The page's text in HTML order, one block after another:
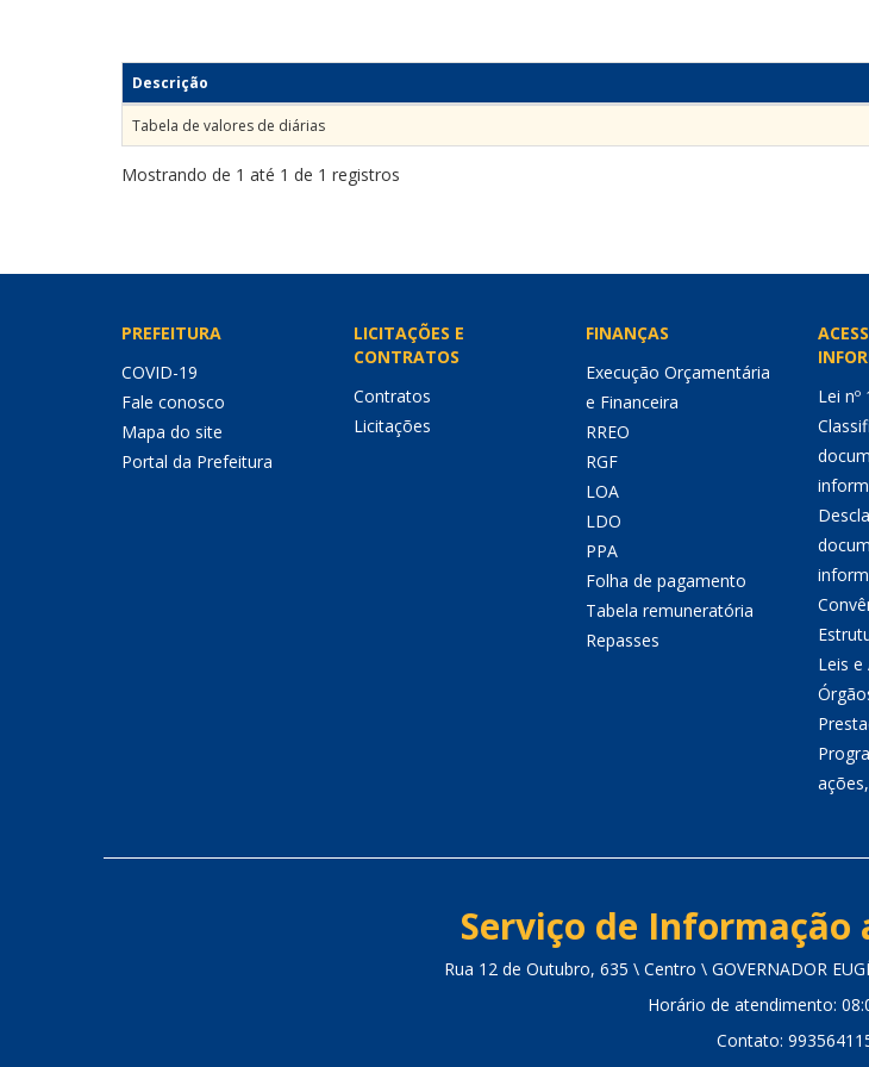
Descrição
Tabela de valores de diárias
Mostrando de 1 até 1 de 1 registros
PREFEITURA
COVID-19
Fale conosco
Mapa do site
Portal da Prefeitura
LICITAÇÕES E
CONTRATOS
Contratos
Licitações
FINANÇAS
Execução Orçamentária
e Financeira
RREO
RGF
LOA
LDO
PPA
Folha de pagamento
Tabela remuneratória
Repasses
Lei nº
Leis e
Serviço de Informação
Rua 12 de Outubro, 635 \ Centro \ GOVERNADOR
Horário de atendimento:
Contato: